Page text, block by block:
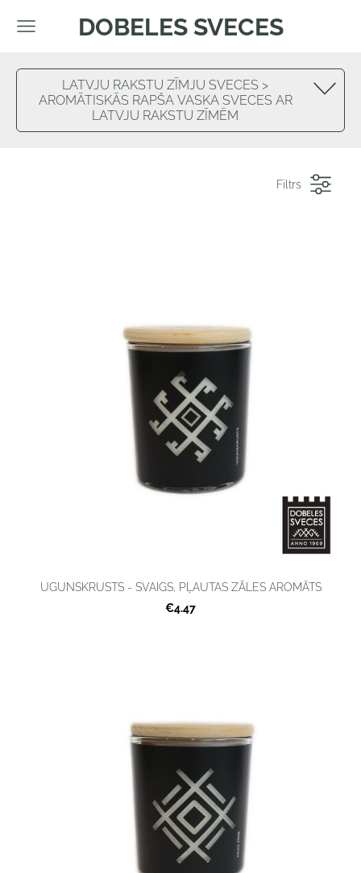
DOBELES SVECES
LATVJU RAKSTU ZĪMJU SVECES >
AROMĀTISKĀS RAPŠA VASKA SVECES AR
LATVJU RAKSTU ZĪMĒM
Filtrs
UGUNSKRUSTS - SVAIGS, PĻAUTAS ZĀLES AROMĀTS
€4.47